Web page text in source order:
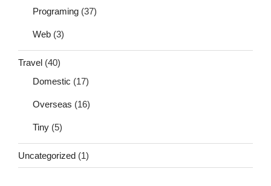
Programing (37)
Web (3)
Travel (40)
Domestic (17)
Overseas (16)
Tiny (5)
Uncategorized (1)